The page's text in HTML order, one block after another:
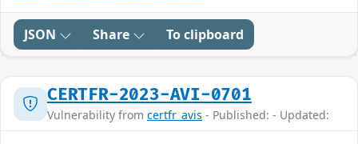
JSON Share To clipboard
CERTFR-2023-AVI-0701
Vulnerability from certfr_avis - Published: - Updated: